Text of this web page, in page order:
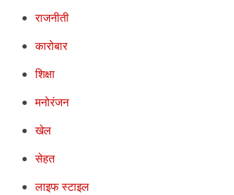
राजनीती
कारोबार
शिक्षा
मनोरंजन
खेल
सेहत
लाइफ स्टाइल